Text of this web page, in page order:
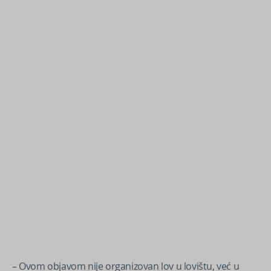
– Ovom objavom nije organizovan lov u lovištu, već u